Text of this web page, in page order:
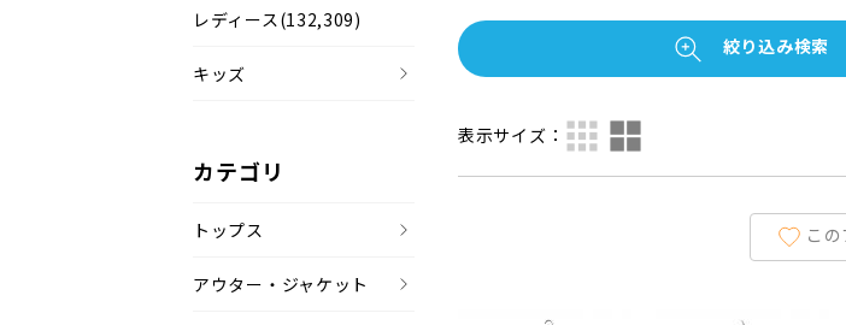
レディース(132,309)
キッズ
カテゴリ
トップス
アウター・ジャケット
絞り込み検索
表示サイズ：
こ